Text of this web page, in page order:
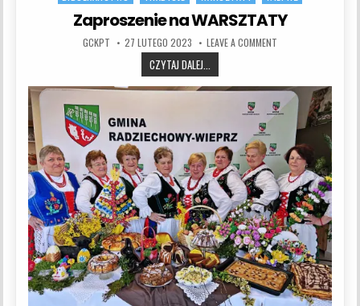
Zaproszenie na WARSZTATY
AUTHOR:
GCKPT PUBLISHED DATE:
27 LUTEGO 2023 LEAVE A COMMENT
CZYTAJ DALEJ...